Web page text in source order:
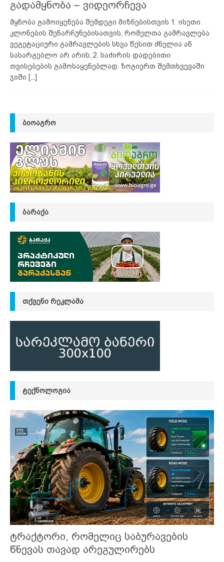
გადამყნობა – ვიდეორჩევა
მყნობა გამოიყენება შემდეგი მიზნებისთვის 1. ისეთი
კლონების შენარჩუნებისათვის, რომელთა გამრავლება
ვეგეტაციური გამრავლების სხვა წესით ძნელია ან
სასარგებლო არ არის; 2. საძირის დადებითი
თვისებების გამოსაყენებლად. ზოგიერთ შემთხვევაში
ჯიში [...]
ᲑᲘᲝᲐᲒᲠᲝ
ᲑᲐᲠᲐᲥᲐ
ᲗᲥᲕᲔᲜᲘ ᲠᲔᲙᲚᲐᲛᲐ
ᲢᲔᲥᲜᲝᲚᲝᲒᲘᲐ
ტრაქტორი, რომელიც საბურავების
წნევას თავად არეგულირებს